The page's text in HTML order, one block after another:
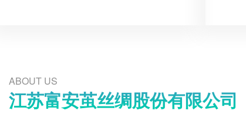
ABOUT US
江苏富安茧丝绸股份有限公司